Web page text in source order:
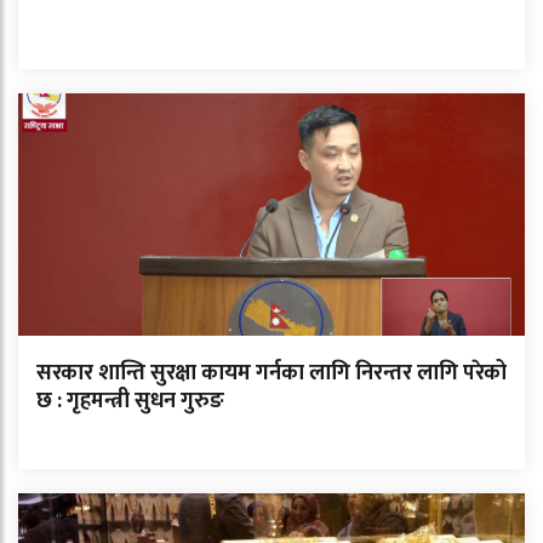
सरकार शान्ति सुरक्षा कायम गर्नका लागि निरन्तर लागि परेको
छ : गृहमन्त्री सुधन गुरुङ